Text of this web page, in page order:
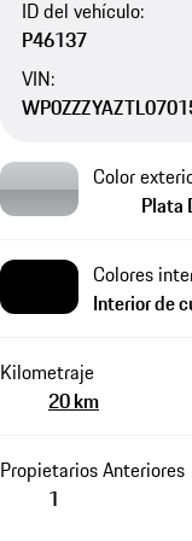
ID del vehículo:
P46137
VIN:
Color
Plata
Colores
Interior de
Kilometraje
20 km
Propietarios Anteriores
1